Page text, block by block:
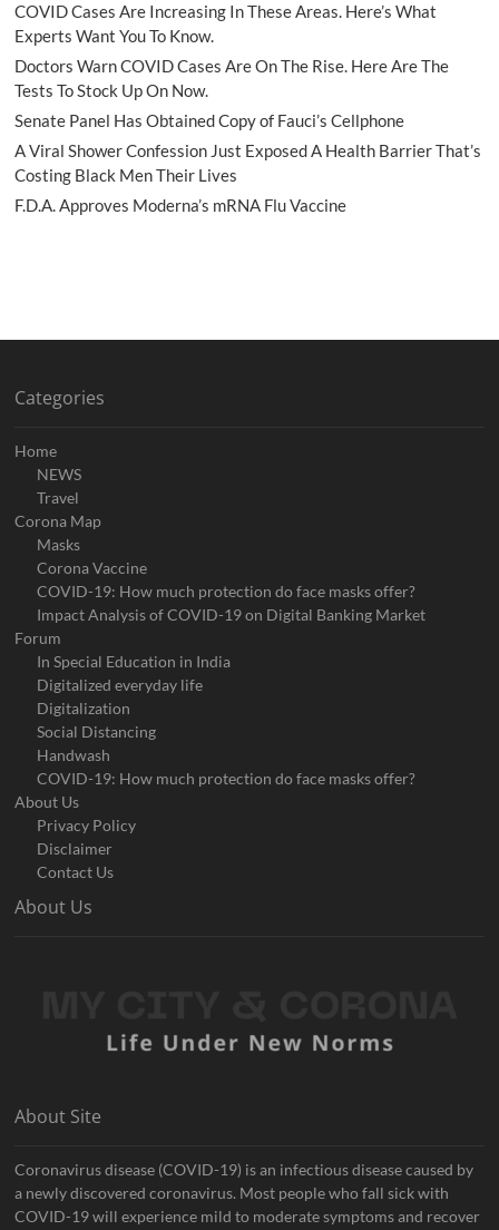
COVID Cases Are Increasing In These Areas. Here’s What
Experts Want You To Know.
Doctors Warn COVID Cases Are On The Rise. Here Are The
Tests To Stock Up On Now.
Senate Panel Has Obtained Copy of Fauci’s Cellphone
A Viral Shower Confession Just Exposed A Health Barrier That’s
Costing Black Men Their Lives
F.D.A. Approves Moderna’s mRNA Flu Vaccine
Categories
Home
NEWS
Travel
Corona Map
Masks
Corona Vaccine
COVID-19: How much protection do face masks offer?
Impact Analysis of COVID-19 on Digital Banking Market
Forum
In Special Education in India
Digitalized everyday life
Digitalization
Social Distancing
Handwash
COVID-19: How much protection do face masks offer?
About Us
Privacy Policy
Disclaimer
Contact Us
About Us
About Site
Coronavirus disease (COVID-19) is an infectious disease caused by
a newly discovered coronavirus. Most people who fall sick with
COVID-19 will experience mild to moderate symptoms and recover